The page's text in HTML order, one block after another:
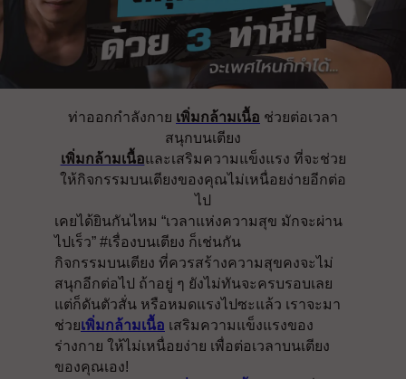
ท่าออกกำลังกาย เพิ่มกล้ามเนื้อ ช่วยต่อเวลา
สนุกบนเตียง
เพิ่มกล้ามเนื้อและเสริมความแข็งแรง ที่จะช่วย
ให้กิจกรรมบนเตียงของคุณไม่เหนื่อยง่ายอีกต่อ
ไป
เคยได้ยินกันไหม “เวลาแห่งความสุข มักจะผ่าน
ไปเร็ว” #เรื่องบนเตียง ก็เช่นกัน
กิจกรรมบนเตียง ที่ควรสร้างความสุขคงจะไม่
สนุกอีกต่อไป ถ้าอยู่ ๆ ยังไม่ทันจะครบรอบเลย
แต่ก็ดันตัวสั่น หรือหมดแรงไปซะแล้ว เราจะมา
ช่วยเพิ่มกล้ามเนื้อ เสริมความแข็งแรงของ
ร่างกาย ให้ไม่เหนื่อยง่าย เพื่อต่อเวลาบนเตียง
ของคุณเอง!